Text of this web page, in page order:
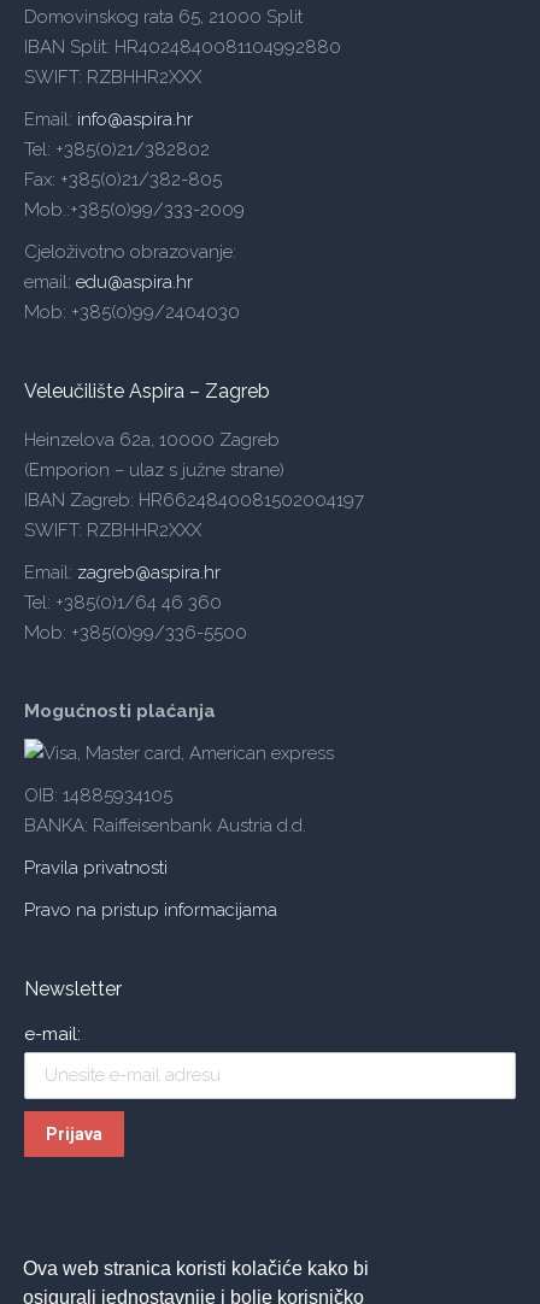
Ova web stranica koristi kolačiće kako bi
osigurali jednostavnije i bolje korisničko
Domovinskog rata 65, 21000 Split
IBAN Split: HR4024840081104992880
SWIFT: RZBHHR2XXX
Email: info@aspira.hr
Tel: +385(0)21/382802
Fax: +385(0)21/382-805
Mob.:+385(0)99/333-2009
Cjeloživotno obrazovanje:
email: edu@aspira.hr
Mob: +385(0)99/2404030
Veleučilište Aspira – Zagreb
Heinzelova 62a, 10000 Zagreb
(Emporion – ulaz s južne strane)
IBAN Zagreb: HR6624840081502004197
SWIFT: RZBHHR2XXX
Email: zagreb@aspira.hr
Tel: +385(0)1/64 46 360
Mob: +385(0)99/336-5500
Mogućnosti plaćanja
OIB: 14885934105
BANKA: Raiffeisenbank Austria d.d.
Pravila privatnosti
Pravo na pristup informacijama
Newsletter
e-mail: